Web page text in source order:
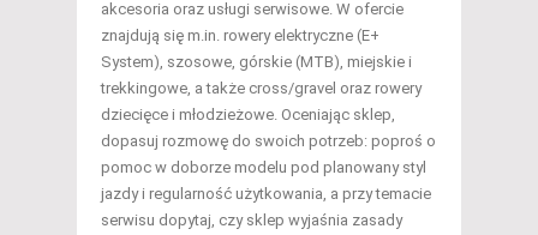
akcesoria oraz usługi serwisowe. W ofercie
znajdują się m.in. rowery elektryczne (E+
System), szosowe, górskie (MTB), miejskie i
trekkingowe, a także cross/gravel oraz rowery
dziecięce i młodzieżowe. Oceniając sklep,
dopasuj rozmowę do swoich potrzeb: poproś o
pomoc w doborze modelu pod planowany styl
jazdy i regularność użytkowania, a przy temacie
serwisu dopytaj, czy sklep wyjaśnia zasady